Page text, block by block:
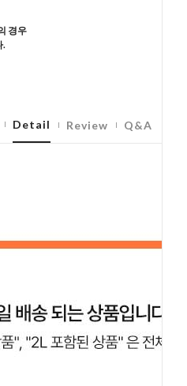
경우
.
Detail Review Q&A